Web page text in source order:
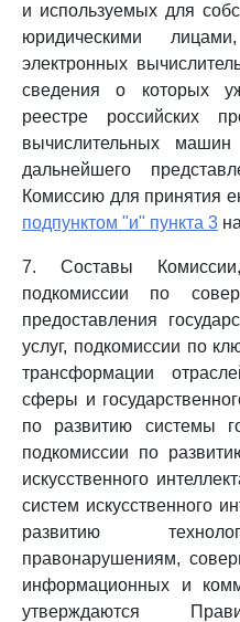
и используемых для
юридическими
электронных
сведения о которых
реестре российских
вычислительных
дальнейшего
Комиссию для принятия
подпунктом "и" пункта 3
7. Составы
подкомиссии по
предоставления
услуг, подкомиссии по
трансформации
сферы и
по развитию системы
подкомиссии по
искусственного
систем искусственного
развитию
правонарушениям,
информационных и
утверждаются